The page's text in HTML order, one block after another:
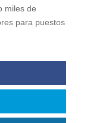
miles de
para puestos